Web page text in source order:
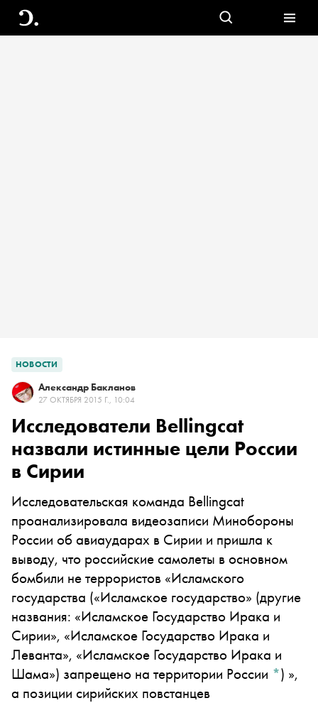
НОВОСТИ
Александр Бакланов
27 ОКТЯБРЯ 2015 Г., 10:04
Исследователи Bellingcat
назвали истинные цели России
в Сирии
Исследовательская команда Bellingcat
проанализировала видеозаписи Минобороны
России об авиаударах в Сирии и пришла к
выводу, что российские самолеты в основном
бомбили не террористов «Исламского
государства («Исламское государство» (другие
названия: «Исламское Государство Ирака и
Сирии», «Исламское Государство Ирака и
Леванта», «Исламское Государство Ирака и
Шама») запрещено на территории России *) »,
а позиции сирийских повстанцев